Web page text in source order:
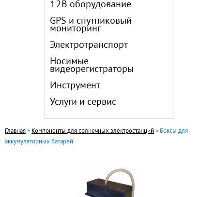
12В оборудование
GPS и спутниковый
мониторинг
Электротранспорт
Носимые
видеорегистраторы
Инструмент
Услуги и сервис
Главная » Компоненты для солнечных электростанций » Боксы для
аккумуляторных батарей